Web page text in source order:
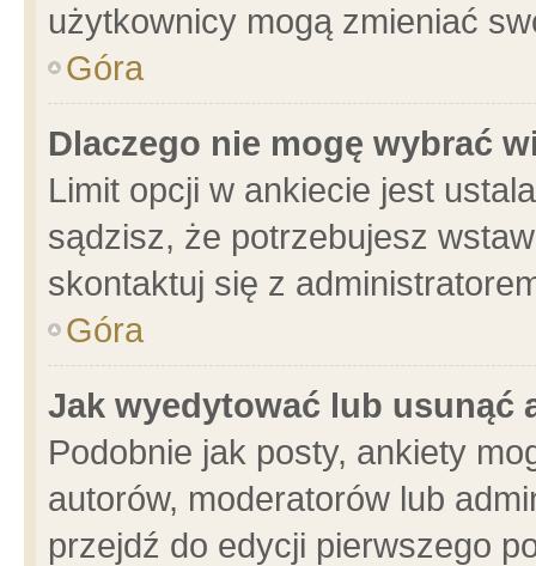
użytkownicy mogą zmieniać
Góra
Dlaczego nie mogę wybrać
Limit opcji w ankiecie jest
sądzisz, że potrzebujesz
skontaktuj się z
Góra
Jak wyedytować lub usunąć
Podobnie jak posty, ankiety
autorów, moderatorów lub
przejdź do edycji pierwszego